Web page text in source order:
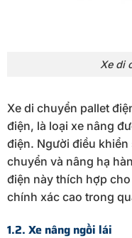
Xe di
Xe di chuyển pallet
điện, là loại xe nâng
điện. Người điều
chuyển và nâng hạ
điện này thích hợp
chính xác cao trong
1.2. Xe nâng ngồi lái